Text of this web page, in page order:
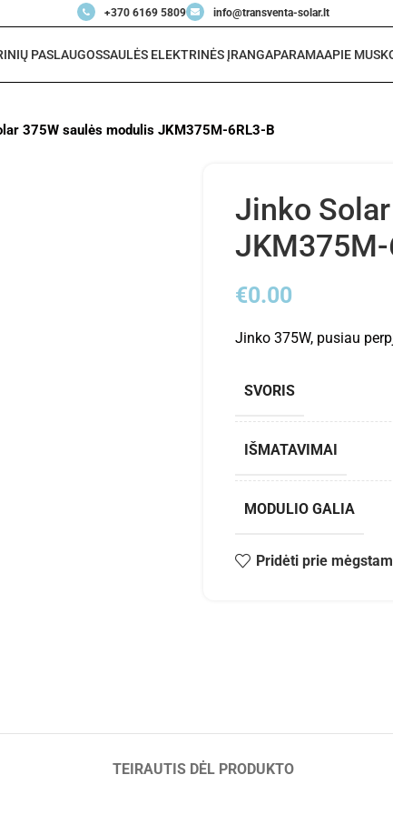
+370 6169 5809 info@transventa-solar.lt
PASLAUGOSSAULĖS ELEKTRINĖS ĮRANGAPARAMAAPIE MUS
375W saulės modulis JKM375M-6RL3-B
Jinko
JKM375M-
€0.00
Jinko 375W, pusiau
SVORIS
IŠMATAVIMAI
MODULIO GALIA
Pridėti prie
TEIRAUTIS DĖL PRODUKTO